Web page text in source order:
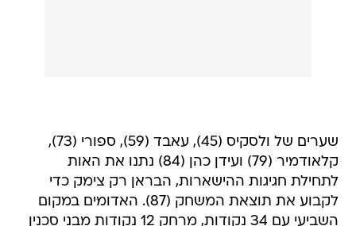
שערים של ולסקיס (45), עאבד (59), ספורי (73),
קלאודמיר (79) ועידן כהן (84) נתנו את האות
לתחילת חגיגות ההישארות, הבראן רק צימק כדי
לקבוע את תוצאת המשחק (87). האדומים במקום
השביעי עם 34 נקודות, מרחק 12 נקודות מבני סכנין